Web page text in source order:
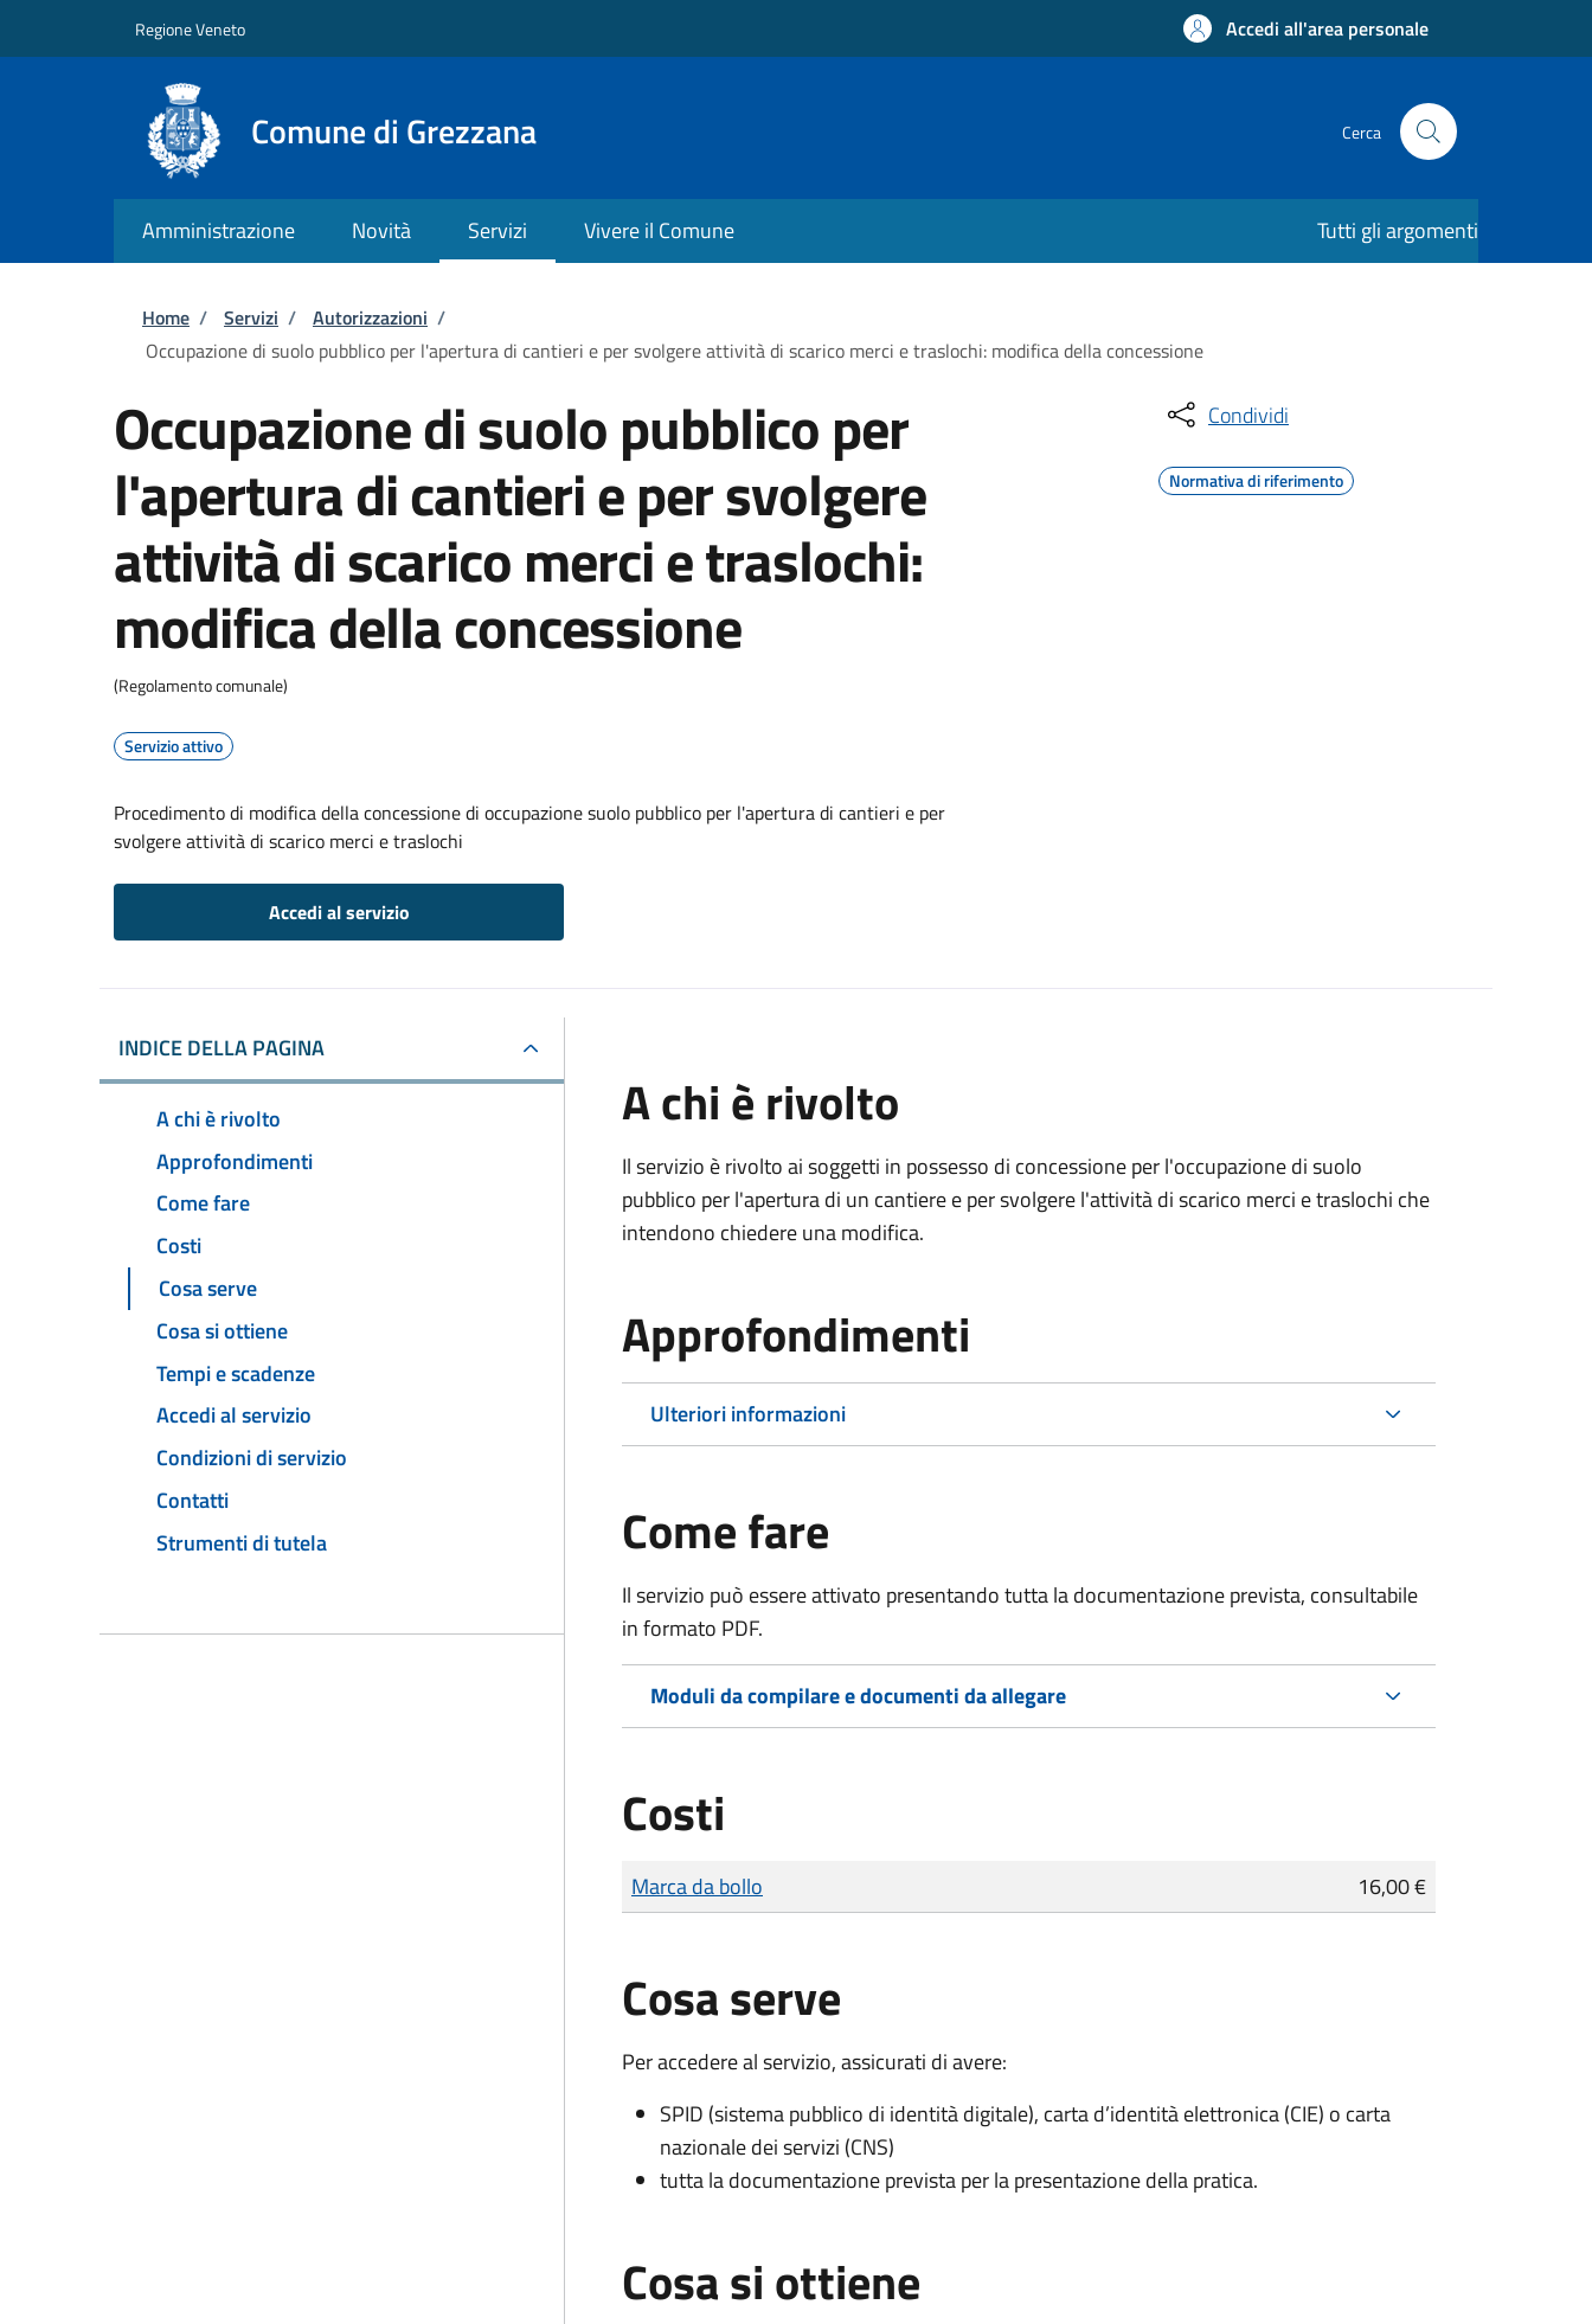
Regione Veneto Accedi all'area personale
Comune di Grezzana Cerca
Amministrazione Novità Servizi Vivere il Comune Tutti gli argomenti
Briciole di pane
Home / Servizi / Autorizzazioni /
Occupazione di suolo pubblico per l'apertura di cantieri e per svolgere attività di scarico merci e traslochi: modifica della concessione
Occupazione di suolo pubblico per
l'apertura di cantieri e per svolgere
attività di scarico merci e traslochi:
modifica della concessione
(Regolamento comunale)
Servizio attivo
Procedimento di modifica della concessione di occupazione suolo pubblico per l'apertura di cantieri e per
svolgere attività di scarico merci e traslochi
Accedi al servizio
Condividi
Normativa di riferimento
INDICE DELLA PAGINA
A chi è rivolto
Approfondimenti
Come fare
Costi
Cosa serve
Cosa si ottiene
Tempi e scadenze
Accedi al servizio
Condizioni di servizio
Contatti
Strumenti di tutela
A chi è rivolto
Il servizio è rivolto ai soggetti in possesso di concessione per l'occupazione di suolo
pubblico per l'apertura di un cantiere e per svolgere l'attività di scarico merci e traslochi che
intendono chiedere una modifica.
Approfondimenti
Ulteriori informazioni
Come fare
Il servizio può essere attivato presentando tutta la documentazione prevista, consultabile
in formato PDF.
Moduli da compilare e documenti da allegare
Costi
Tipo di pagamento
Importo
Marca da bollo 16,00 €
Cosa serve
Per accedere al servizio, assicurati di avere:
SPID (sistema pubblico di identità digitale), carta d’identità elettronica (CIE) o carta
nazionale dei servizi (CNS)
tutta la documentazione prevista per la presentazione della pratica.
Cosa si ottiene